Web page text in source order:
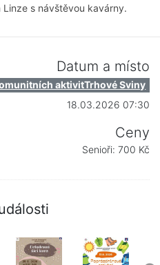
s návštěvou kavárny.
Datum a místo
aktivitTrhové Sviny
18.03.2026 07:30
Ceny
Senioři: 700 Kč